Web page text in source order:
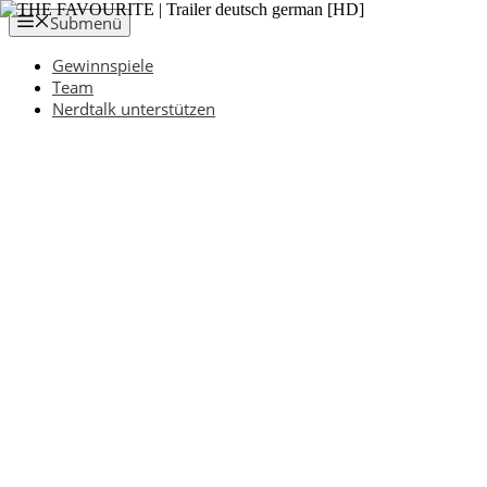
Zum
Inhalt
springen
Submenü
Gewinnspiele
Team
Nerdtalk unterstützen